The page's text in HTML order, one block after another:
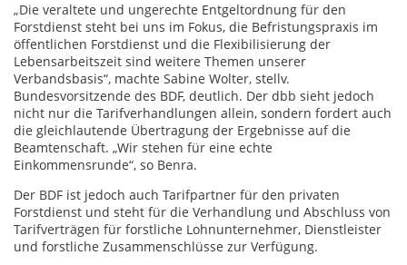
„Die veraltete und ungerechte Entgeltordnung für den
Forstdienst steht bei uns im Fokus, die Befristungspraxis im
öffentlichen Forstdienst und die Flexibilisierung der
Lebensarbeitszeit sind weitere Themen unserer
Verbandsbasis“, machte Sabine Wolter, stellv.
Bundesvorsitzende des BDF, deutlich. Der dbb sieht jedoch
nicht nur die Tarifverhandlungen allein, sondern fordert auch
die gleichlautende Übertragung der Ergebnisse auf die
Beamtenschaft. „Wir stehen für eine echte
Einkommensrunde“, so Benra.
Der BDF ist jedoch auch Tarifpartner für den privaten
Forstdienst und steht für die Verhandlung und Abschluss von
Tarifverträgen für forstliche Lohnunternehmer, Dienstleister
und forstliche Zusammenschlüsse zur Verfügung.